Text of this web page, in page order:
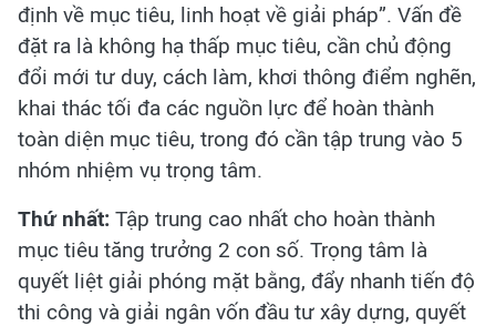
định về mục tiêu, linh hoạt về giải pháp”. Vấn đề
đặt ra là không hạ thấp mục tiêu, cần chủ động
đổi mới tư duy, cách làm, khơi thông điểm nghẽn,
khai thác tối đa các nguồn lực để hoàn thành
toàn diện mục tiêu, trong đó cần tập trung vào 5
nhóm nhiệm vụ trọng tâm.
Thứ nhất: Tập trung cao nhất cho hoàn thành
mục tiêu tăng trưởng 2 con số. Trọng tâm là
quyết liệt giải phóng mặt bằng, đẩy nhanh tiến độ
thi công và giải ngân vốn đầu tư xây dựng, quyết